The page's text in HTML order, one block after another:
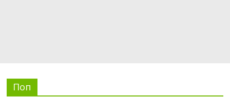
Поп